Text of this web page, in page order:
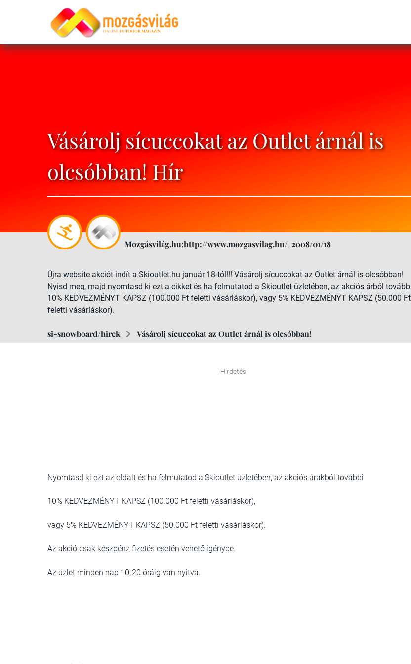
Vásárolj sícuccokat az Outlet árnál is
olcsóbban! Hír
Mozgásvilág.hu;http://www.mozgasvilag.hu/ 2008/01/18
Újra website akciót indít a Skioutlet.hu január 18-tól!!! Vásárolj sícuccokat az Outlet árnál is olcsóbban!
Nyisd meg, majd nyomtasd ki ezt a cikket és ha felmutatod a Skioutlet üzletében, az akciós árból tovább
10% KEDVEZMÉNYT KAPSZ (100.000 Ft feletti vásárláskor), vagy 5% KEDVEZMÉNYT KAPSZ (50.000 Ft
feletti vásárláskor).
si-snowboard/hirek Vásárolj sícuccokat az Outlet árnál is olcsóbban!
Hirdetés
Nyomtasd ki ezt az oldalt és ha felmutatod a Skioutlet üzletében, az akciós árakból további
10% KEDVEZMÉNYT KAPSZ (100.000 Ft feletti vásárláskor),
vagy 5% KEDVEZMÉNYT KAPSZ (50.000 Ft feletti vásárláskor).
Az akció csak készpénz fizetés esetén vehető igénybe.
Az üzlet minden nap 10-20 óráig van nyitva.